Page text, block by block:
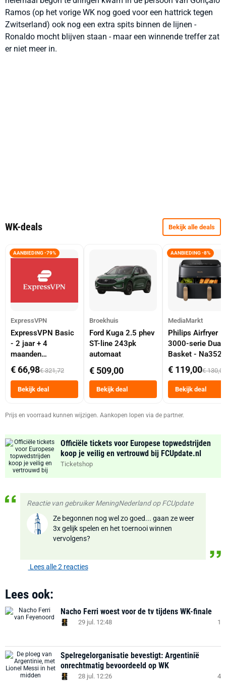
Ramos (op het vorige WK nog goed voor een hattrick tegen
Zwitserland) ook nog een extra spits binnen de lijnen -
Ronaldo mocht blijven staan - maar een winnende treffer zat
er niet meer in.
WK-deals Bekijk alle deals
AANBIEDING -79%
ExpressVPN
ExpressVPN Basic
- 2 jaar + 4
maanden
abonnement
€ 66,98€ 321,72
Bekijk deal
Broekhuis
Ford Kuga 2.5 phev
ST-line 243pk
automaat
€ 509,00
Bekijk deal
AANBIEDING -8%
MediaMarkt
Philips Airfryer
3000-serie Dual
Basket -
Dubbele Mand 9
Tot 6 Personen
Heteluchtfriteuse
Zwart
€ 119,00€ 130,00
Bekijk deal
Prijs en voorraad kunnen wijzigen. Aankopen lopen via de partner.
Officiële tickets voor Europese topwedstrijden
koop je veilig en vertrouwd bij FCUpdate.nl
Ticketshop
Reactie van gebruiker MeningNederland op FCUpdate
Ze begonnen nog wel zo goed... gaan ze weer
3x gelijk spelen en het toernooi winnen
vervolgens?
Lees alle 2 reacties
Lees ook:
Nacho Ferri woest voor de tv tijdens WK-finale
29 jul. 12:48 1
Spelregelorganisatie bevestigt: Argentinië
onrechtmatig bevoordeeld op WK
28 jul. 12:26 4